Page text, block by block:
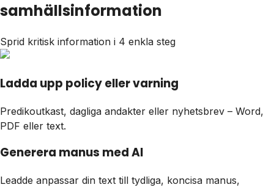
samhällsinformation
Sprid kritisk information i 4 enkla steg
Ladda upp policy eller varning
Predikoutkast, dagliga andakter eller nyhetsbrev – Word,
PDF eller text.
Generera manus med AI
Leadde anpassar din text till tydliga, koncisa manus,